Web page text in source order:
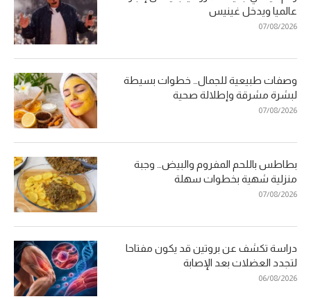
عالميا ويدخل غينيس
07/08/2026
وصفات طبيعية للجمال… خطوات بسيطة
لبشرة مشرقة وإطلالة صحية
07/08/2026
بطاطس باللحم المفروم والبيض… وجبة
منزلية شهية بخطوات سهلة
07/08/2026
دراسة تكشف عن بروتين قد يكون مفتاحا
لتجدد العضلات بعد الإصابة
06/08/2026